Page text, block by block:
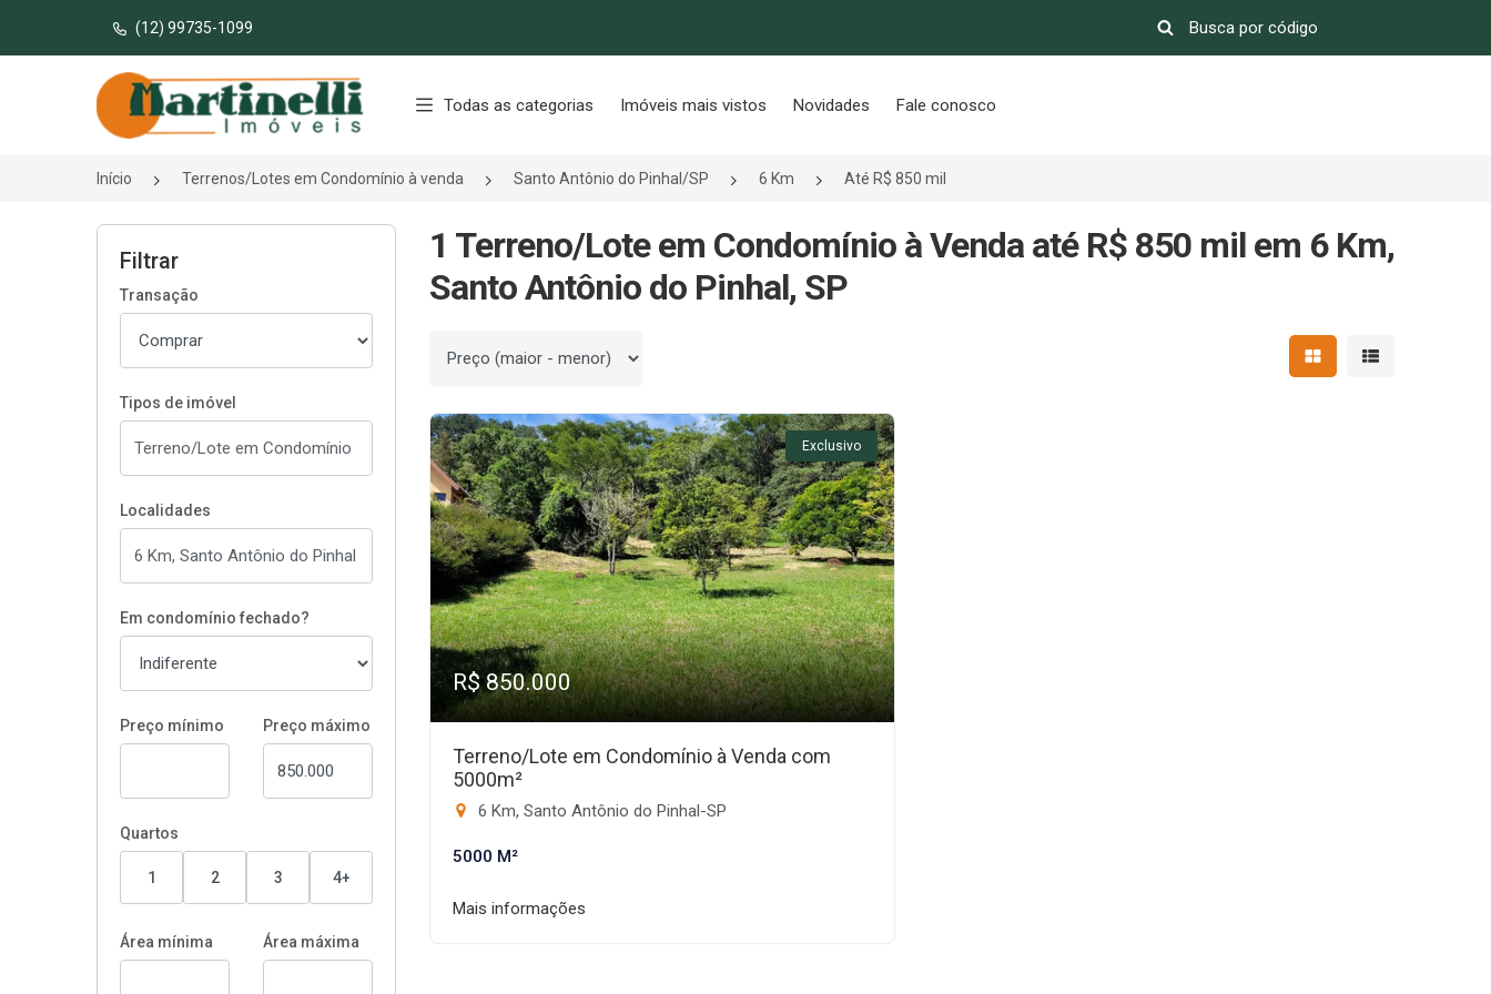
(12) 99735-1099
Página inicial
Todas as categorias Imóveis mais vistos Novidades Fale conosco
Início Terrenos/Lotes em Condomínio à venda Santo Antônio do Pinhal/SP 6 Km Até R$ 850 mil
Filtrar
Transação
Tipos de imóvel
Localidades
Em condomínio fechado?
Preço mínimo Preço máximo
Quartos
1 2 3 4+
Área mínima Área máxima
1 Terreno/Lote em Condomínio à Venda até R$ 850 mil em 6 Km,
Santo Antônio do Pinhal, SP
Ordenar por Mostrar resultados em
Mostrar
Exclusivo
R$ 850.000
Terreno/Lote em Condomínio à Venda com
5000m²
6 Km, Santo Antônio do Pinhal-SP
5000 M²
Mais informações